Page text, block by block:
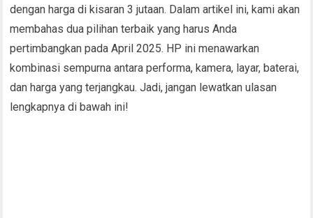
dengan harga di kisaran 3 jutaan. Dalam artikel ini, kami akan
membahas dua pilihan terbaik yang harus Anda
pertimbangkan pada April 2025. HP ini menawarkan
kombinasi sempurna antara performa, kamera, layar, baterai,
dan harga yang terjangkau. Jadi, jangan lewatkan ulasan
lengkapnya di bawah ini!